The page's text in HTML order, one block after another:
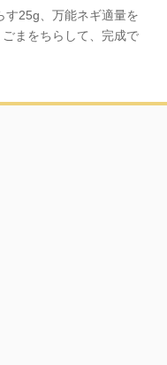
す25g、万能ネギ適量を
まをちらして、完成で